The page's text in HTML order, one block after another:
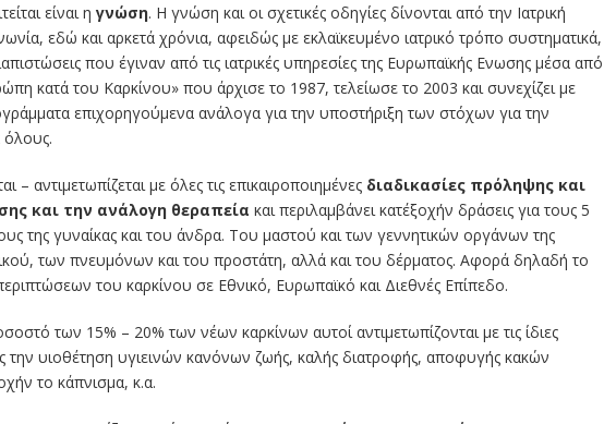
είναι η γνώση. Η γνώση και οι σχετικές οδηγίες δίνονται από την Ιατρική
εδώ και αρκετά χρόνια, αφειδώς με εκλαϊκευμένο ιατρικό τρόπο συστηματικά,
που έγιναν από τις ιατρικές υπηρεσίες της Ευρωπαϊκής Ενωσης μέσα από
κατά του Καρκίνου» που άρχισε το 1987, τελείωσε το 2003 και συνεχίζει με
επιχορηγούμενα ανάλογα για την υποστήριξη των στόχων για την
όλους.
– αντιμετωπίζεται με όλες τις επικαιροποιημένες διαδικασίες πρόληψης και
και την ανάλογη θεραπεία και περιλαμβάνει κατ΄εξοχήν δράσεις για τους 5
της γυναίκας και του άνδρα. Του μαστού και των γεννητικών οργάνων της
των πνευμόνων και του προστάτη, αλλά και του δέρματος. Αφορά δηλαδή το
του καρκίνου σε Εθνικό, Ευρωπαϊκό και Διεθνές Επίπεδο.
των 15% – 20% των νέων καρκίνων αυτοί αντιμετωπίζονται με τις ίδιες
την υιοθέτηση υγιεινών κανόνων ζωής, καλής διατροφής, αποφυγής κακών
το κάπνισμα, κ.α.